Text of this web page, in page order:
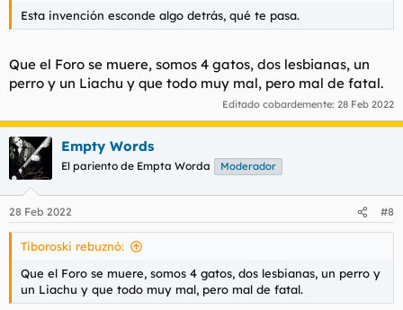
Esta invención esconde algo detrás, qué te pasa.
Que el Foro se muere, somos 4 gatos, dos lesbianas, un
perro y un Liachu y que todo muy mal, pero mal de fatal.
Editado cobardemente: 28 Feb 2022
Empty Words
El pariento de Empta Worda Moderador
28 Feb 2022 #8
Tiboroski rebuznó:
Que el Foro se muere, somos 4 gatos, dos lesbianas, un perro y
un Liachu y que todo muy mal, pero mal de fatal.